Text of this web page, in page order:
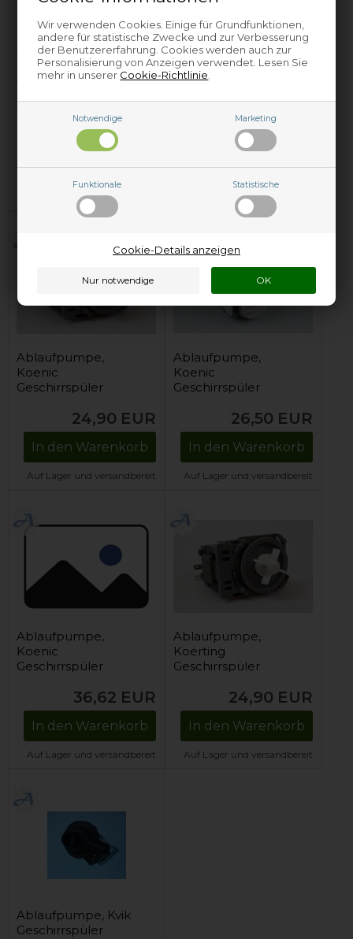
Wir verwenden Cookies. Einige für Grundfunktionen,
andere für statistische Zwecke und zur Verbesserung
der Benutzererfahrung. Cookies werden auch zur
Personalisierung von Anzeigen verwendet. Lesen Sie
mehr in unserer Cookie-Richtlinie
Notwendige Marketing
Funktionale Statistische
Cookie-Details anzeigen
Ablaufpumpe,
92,95
In den Warenkorb
Auf Lager und versandbereit
Ablaufpumpe,
53,95
In den Warenkorb
Auf Lager und versandbereit
Ablaufpumpe,
Koenic
Geschirrspüler
24,90 EUR
In den Warenkorb
Auf Lager und versandbereit
Ablaufpumpe,
Koenic
Geschirrspüler
26,50 EUR
In den Warenkorb
Auf Lager und versandbereit
Ablaufpumpe,
Koenic
Geschirrspüler
36,62 EUR
In den Warenkorb
Auf Lager und versandbereit
Ablaufpumpe,
Koerting
Geschirrspüler
24,90 EUR
In den Warenkorb
Auf Lager und versandbereit
Ablaufpumpe, Kvik
Geschirrspüler